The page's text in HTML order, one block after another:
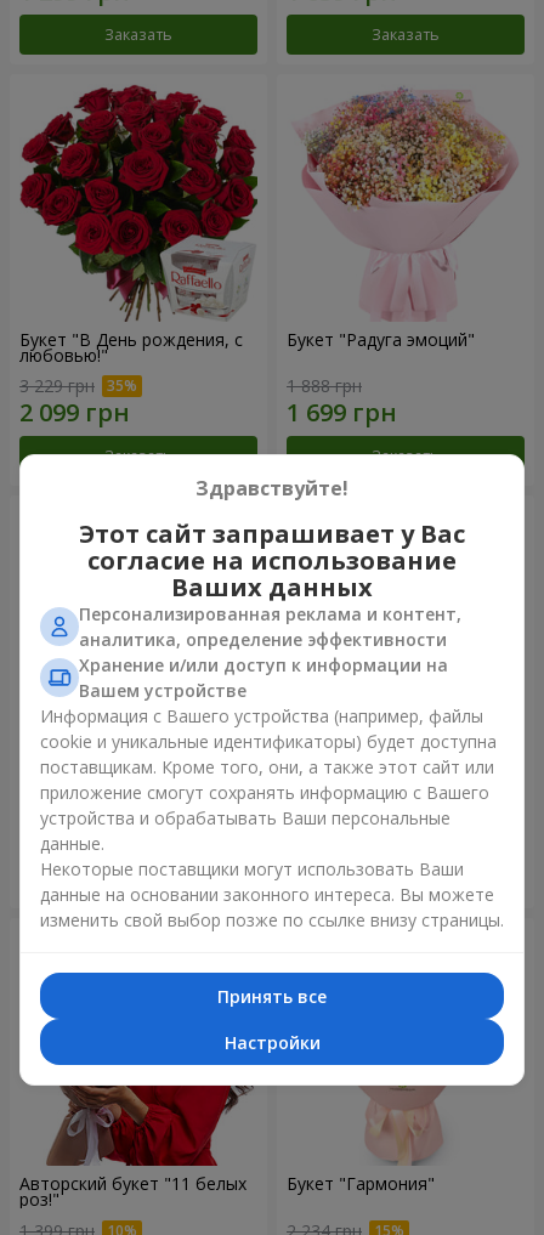
Заказать Заказать
Букет "В День рождения, с
любовью!"
3 229 грн
Заказать
Букет "Радуга эмоций"
1 888 грн
Заказать
Цветы в коробке "Счастья
не избежать"
1 599 грн
Заказать
Букет в упаковке "21
красная роза!"
2 374 грн
Заказать
Авторский букет "11 белых
роз!"
1 399 грн
Букет "Гармония"
2 234 грн
Здравствуйте!
Этот сайт запрашивает у Вас
согласие на использование
Ваших данных
Персонализированная реклама и контент,
аналитика, определение эффективности
Хранение и/или доступ к информации на
Вашем устройстве
Информация с Вашего устройства (например, файлы
cookie и уникальные идентификаторы) будет доступна
поставщикам. Кроме того, они, а также этот сайт или
приложение смогут сохранять информацию с Вашего
устройства и обрабатывать Ваши персональные
данные.
Некоторые поставщики могут использовать Ваши
данные на основании законного интереса. Вы можете
изменить свой выбор позже по ссылке внизу страницы.
Принять все
Настройки